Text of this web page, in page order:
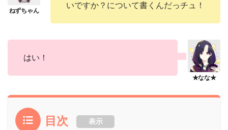
いですか？について書くんだっチュ！
はい！
目次 表示